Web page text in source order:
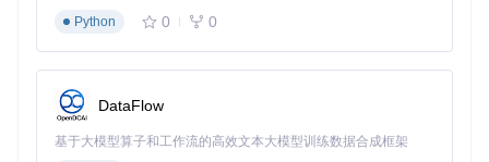
3.1 零基础快速配置：5分钟完成专业美化
即使是初次接触foobar2000的用户，也能在5分钟内完成foob
ox-cn的基础配置。只需将下载的压缩包解压至foobar2000安
装目录，重启软件后通过"文件→参数选项→显示→布局"选
择"foobox-cn"布局即可。基础配置已包含双主题切换、智能封
面处理和标准面板布局，满足大多数用户的需求。
Python
0 0
DataFlow
基于大模型算子和工作流的高效文本大模型训练数据合成框架